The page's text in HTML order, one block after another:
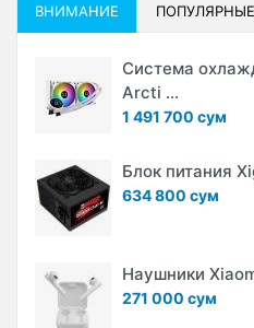
ВНИМАНИЕ ПОПУЛЯРНЫЕ
Система
Arcti ...
1 491 700 сум
Блок питания
634 800 сум
Наушники
271 000 сум